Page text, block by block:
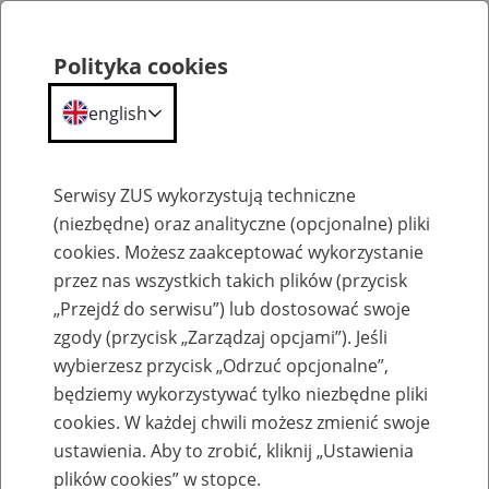
Komunikaty
Polityka cookies
english
Serwisy ZUS wykorzystują techniczne
(niezbędne) oraz analityczne (opcjonalne) pliki
cookies. Możesz zaakceptować wykorzystanie
przez nas wszystkich takich plików (przycisk
„Przejdź do serwisu”) lub dostosować swoje
zgody (przycisk „Zarządzaj opcjami”). Jeśli
wybierzesz przycisk „Odrzuć opcjonalne”,
będziemy wykorzystywać tylko niezbędne pliki
cookies. W każdej chwili możesz zmienić swoje
ustawienia. Aby to zrobić, kliknij „Ustawienia
plików cookies” w stopce.